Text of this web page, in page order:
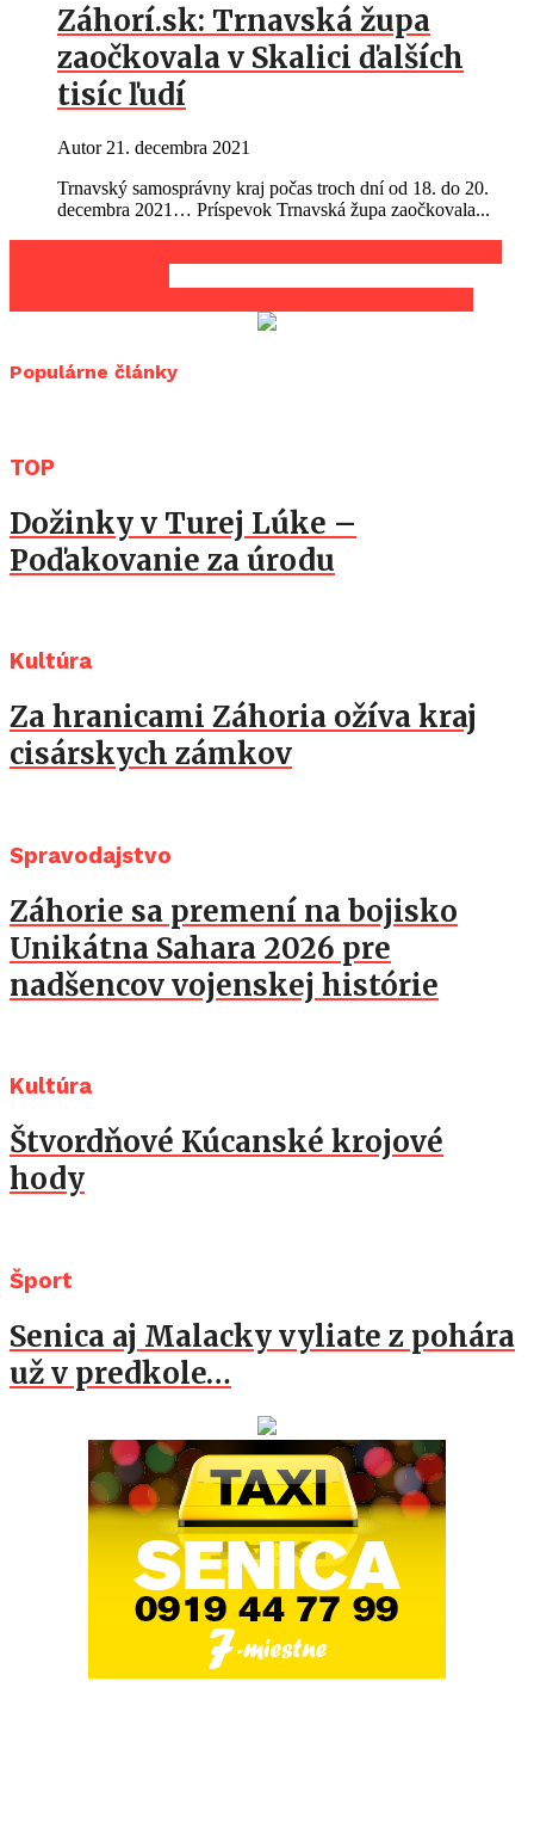
Záhorí.sk: Trnavská župa
zaočkovala v Skalici ďalších
tisíc ľudí
Autor 21. decembra 2021
Trnavský samosprávny kraj počas troch dní od 18. do 20.
decembra 2021… Príspevok Trnavská župa zaočkovala...
Populárne články
TOP
Dožinky v Turej Lúke –
Poďakovanie za úrodu
Kultúra
Za hranicami Záhoria ožíva kraj
cisárskych zámkov
Spravodajstvo
Záhorie sa premení na bojisko
Unikátna Sahara 2026 pre
nadšencov vojenskej histórie
Kultúra
Štvordňové Kúcanské krojové
hody
Šport
Senica aj Malacky vyliate z pohára
už v predkole…